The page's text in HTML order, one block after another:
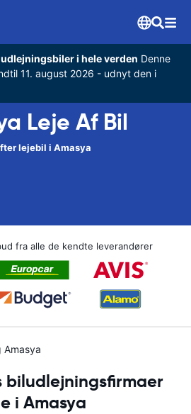
i hele verden Denne
11. august 2026 - udnyt den i
Leje Af Bil
lejebil i Amasya
fra alle de kendte leverandører
Amasya
biludlejningsfirmaer
i Amasya